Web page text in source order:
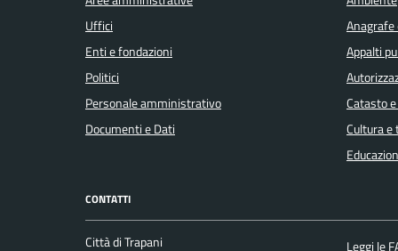
Uffici
Enti e fondazioni
Politici
Personale amministrativo
Documenti e Dati
Appalti
Catasto
Cultura e
CONTATTI
Città di Trapani
Leggi le